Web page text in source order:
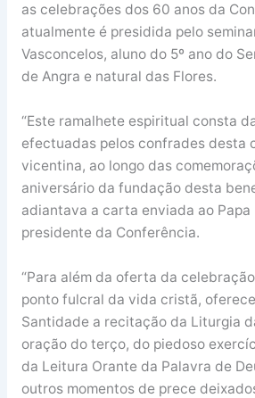
as celebrações dos 60 anos da
atualmente é presidida pelo
Vasconcelos, aluno do 5º ano do
de Angra e natural das Flores.
“Este ramalhete espiritual consta
efectuadas pelos confrades desta
vicentina, ao longo das
aniversário da fundação desta
adiantava a carta enviada ao Papa
presidente da Conferência.
“Para além da oferta da
ponto fulcral da vida cristã,
Santidade a recitação da Liturgia
oração do terço, do piedoso
da Leitura Orante da Palavra de
outros momentos de prece